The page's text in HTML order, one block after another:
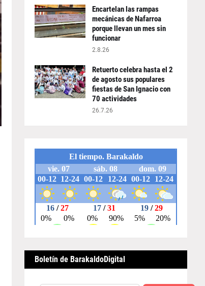
Encartelan las rampas
mecánicas de Nafarroa
porque llevan un mes sin
funcionar
2.8.26
Retuerto celebra hasta el 2
de agosto sus populares
fiestas de San Ignacio con
70 actividades
26.7.26
Boletín de BarakaldoDigital